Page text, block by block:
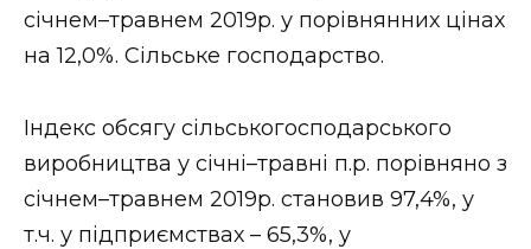
січнем–травнем 2019р. у порівнянних цінах
на 12,0%. Сільське господарство.
Індекс обсягу сільськогосподарського
виробництва у січні–травні п.р. порівняно з
січнем–травнем 2019р. становив 97,4%, у
т.ч. у підприємствах – 65,3%, у